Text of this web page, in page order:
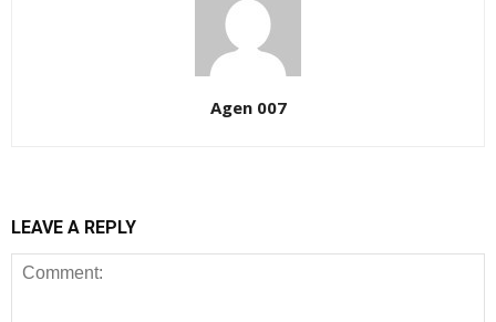
Agen 007
LEAVE A REPLY